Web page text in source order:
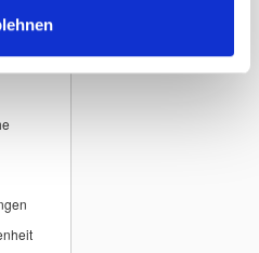
für